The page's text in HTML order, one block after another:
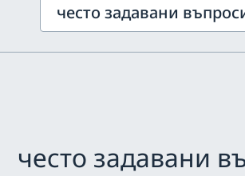
често задавани
често задавани